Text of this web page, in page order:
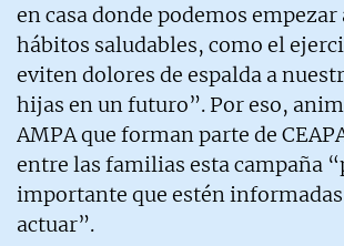
en casa donde podemos
hábitos saludables, como el
eviten dolores de espalda a
hijas en un futuro”. Por eso,
AMPA que forman parte de
entre las familias esta campaña
importante que estén
actuar”.